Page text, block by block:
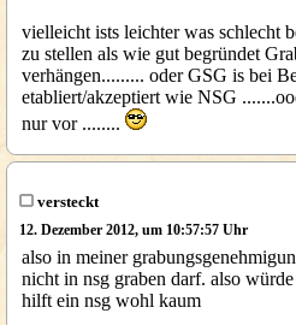
vielleicht ists leichter was schlecht
zu stellen als wie gut begründet
verhängen......... oder GSG is bei
etabliert/akzeptiert wie NSG
nur vor ........
versteckt
12. Dezember 2012, um 10:57:57 Uhr
also in meiner
nicht in nsg graben darf. also
hilft ein nsg wohl kaum